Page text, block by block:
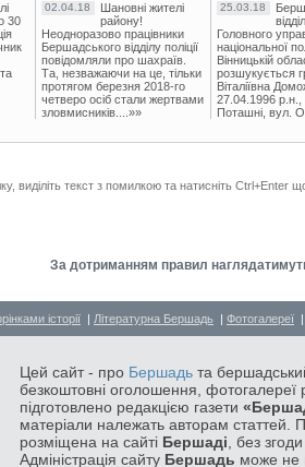
30
02.04.18
Шановні жителі
району!
Неодноразово працівники
Бершадського відділу поліції
повідомляли про шахраїв.
Та, незважаючи на це, тільки
протягом березня 2018-го
четверо осіб стали жертвами
зловмисників....»»
25.03.18
Головного
національної
Вінницькій
розшукується
Віталіївна
27.04.1996 р.н.,
Поташні, вул.
виділіть текст з помилкою та натисніть Ctrl+Enter
За дотриманням правил
історії | Літературна Бершадь | Фотогалереї
Цей сайт - про Бершадь та
безкоштовні оголошення, фотогалереї
підготовлено редакцією газети
матеріали належать авторам статтей.
розміщена на сайті Бершаді , без
Адміністрація сайту Бершадь може не